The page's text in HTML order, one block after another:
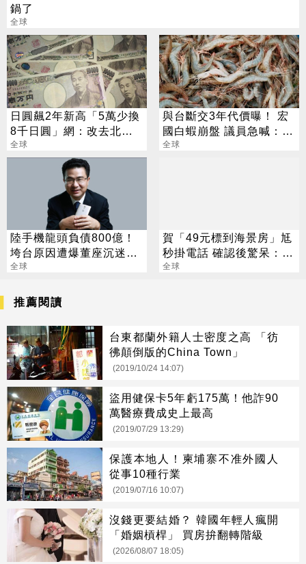
鍋了
全球
日圓飆2年新高「5萬少換
8千日圓」網：改去北海
岸
全球
與台斷交3年代價曝！ 宏
國白蝦崩盤 議員急喊：盼
重談
全球
陸手機龍頭負債800億！
垮台原因遭爆董座沉迷這
事？
全球
賀「49元標到海景房」尪
秒掛電話 確認後驚呆：以
為詐騙
全球
推薦閱讀
台東都蘭外籍人士密度之高 「彷
彿顛倒版的China Town」
(2019/10/24 14:07)
盜用健保卡5年虧175萬！他詐90
萬醫療費成史上最高
(2019/07/29 13:29)
保護本地人！柬埔寨不准外國人
從事10種行業
(2019/07/16 10:07)
沒錢更要結婚？ 韓國年輕人瘋開
「婚姻槓桿」 買房拚翻轉階級
(2026/08/07 18:05)